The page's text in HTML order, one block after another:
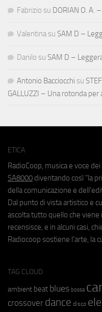
Fabrizio su DORIAN O. A.
Valentina su SAM D –
Danilo su SAM D –
Antonio Bacciocchi su
GALLUZZI – Una rotonda per
ETICA
RadioCoop, musica e voce
SA8000 diventando così "la
della comunicazione e
Dal punto di vista artistico e
ascolta tutto quello che viene
recensisce, e in alcuni casi,
Radiocoop sostiene l'arte, la
TAG CLOUD
ambient beat blues bossa
crossover dance disco